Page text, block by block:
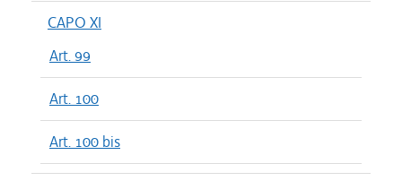
CAPO XI
Art. 99
Art. 100
Art. 100 bis